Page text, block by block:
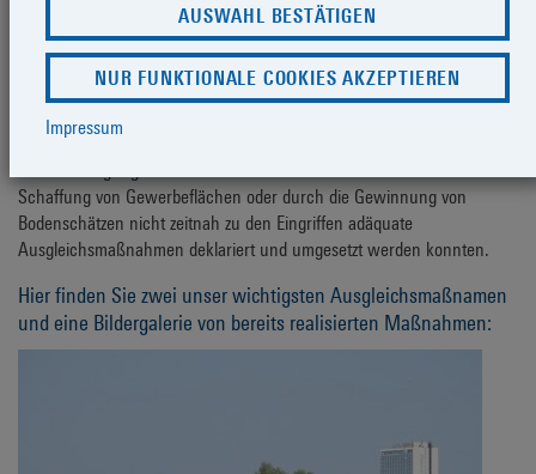
Mecklenburg-Vorpommern wurde auf Grundlage des neuen
Bundesnaturschutzgesetztes im Jahr 2010 auch in Mecklenburg-
Vorpommern der Weg geebnet, für gesetzlich vorgeschriebene
Ausgleichsmaßnahmen bei Eingriffen in die Natur und Landschaft so
genannte Ökokonten einzurichten. Damit reagierte der Gesetzgeber
auf das sich häufende Problem, dass bei unvermeidbaren
Schaffung von Gewerbeflächen oder durch die Gewinnung von
Bodenschätzen nicht zeitnah zu den Eingriffen adäquate
Ausgleichsmaßnahmen deklariert und umgesetzt werden konnten.
Hier finden Sie zwei unser wichtigsten Ausgleichsmaßnamen
und eine Bildergalerie von bereits realisierten Maßnahmen:
AUSWAHL BESTÄTIGEN
NUR FUNKTIONALE COOKIES AKZEPTIEREN
Impressum